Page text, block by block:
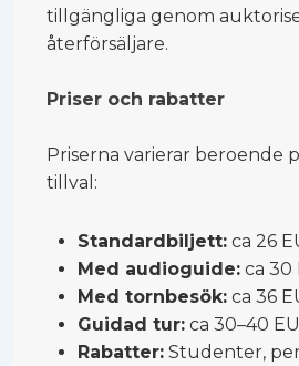
tillgängliga genom
återförsäljare.
Priser och rabatter
Priserna varierar beroende
tillval:
Standardbiljett: ca 26
Med audioguide: ca 30
Med tornbesök: ca 36
Guidad tur: ca 30–40
Rabatter: Studenter,